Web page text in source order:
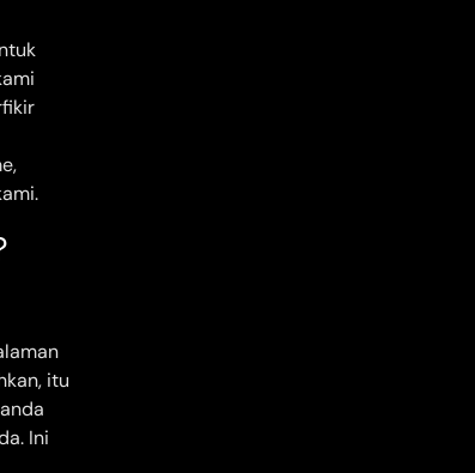
itu
Ini